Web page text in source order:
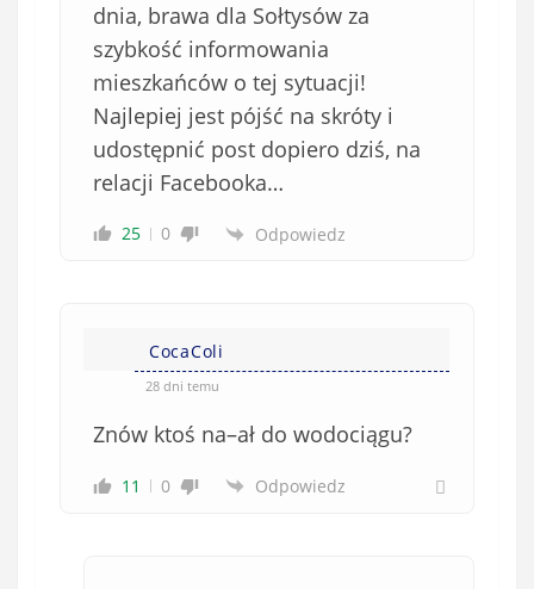
dnia, brawa dla Sołtysów za
szybkość informowania
mieszkańców o tej sytuacji!
Najlepiej jest pójść na skróty i
udostępnić post dopiero dziś, na
relacji Facebooka…
25 0 Odpowiedz
CocaColi
28 dni temu
Znów ktoś na–ał do wodociągu?
11 0 Odpowiedz